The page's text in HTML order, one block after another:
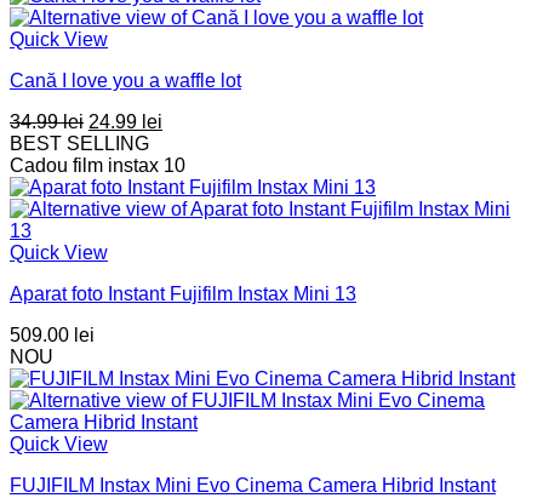
Quick View
Cană I love you a waffle lot
34.99lei Prețul
inițial
a
fost:
34.99 lei.
24.99 lei
este:
24.99 lei.
BEST SELLING
Cadou film instax 10
Quick View
Aparat foto Instant Fujifilm Instax Mini 13
509.00 lei
NOU
Quick View
FUJIFILM Instax Mini Evo Cinema Camera Hibrid Instant